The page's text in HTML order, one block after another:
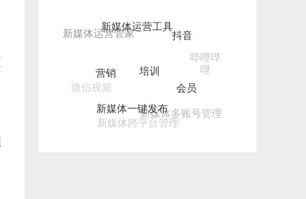
哔哩哔
哩
微信视频
新媒体多账号管理
新媒体跨平台管理
新媒体一键发布